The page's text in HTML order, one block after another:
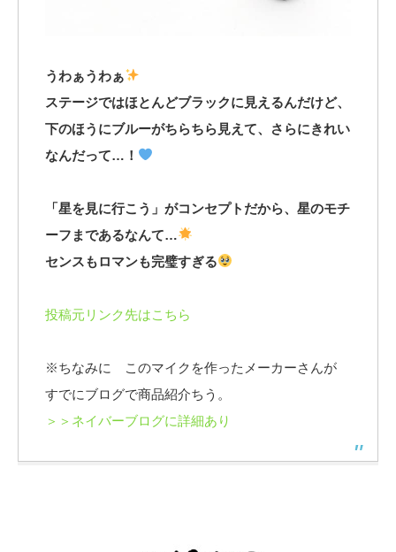
うわぁうわぁ
ステージではほとんどブラックに見えるんだけど、
下のほうにブルーがちらちら見えて、さらにきれい
なんだって…！
「星を見に行こう」がコンセプトだから、星のモチ
ーフまであるなんて…
センスもロマンも完璧すぎる
投稿元リンク先はこちら
※ちなみに このマイクを作ったメーカーさんが
すでにブログで商品紹介ちう。
＞＞ネイバーブログに詳細あり